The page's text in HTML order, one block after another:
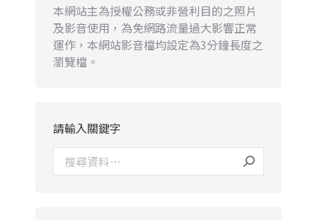
本網站主為授權公務或非營利目的之照片
及影音使用，為免網路流量過大影響正常
運作，本網站影音檔均設定為3分鐘長度之
瀏覽檔。
請輸入關鍵字